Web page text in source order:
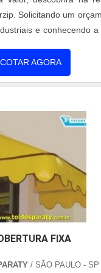
Solicitando um
e conhecendo a
poderá
pagamento
de demonstrar
área de atuação. A
produzir um estrutura
de alta
atividades; Portfólio
Estrutura
demandas. Tudo
Ainda com
de cobertura
COTAR AGORA
FIXA
/ SÃO PAULO - SP